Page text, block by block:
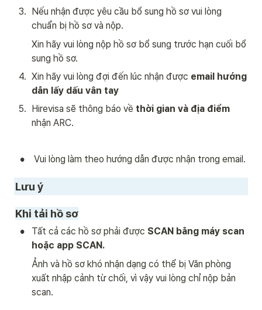
3.
Nếu nhận được yêu cầu bổ sung hồ sơ vui lòng
chuẩn bị hồ sơ và nộp.
Xin hãy vui lòng nộp hồ sơ bổ sung trước hạn cuối bổ
sung hồ sơ.
4. Xin hãy vui lòng đợi đến lúc nhận được email hướng
dẫn lấy dấu vân tay
5. Hirevisa sẽ thông báo về thời gian và địa điểm
nhận ARC.
• Vui lòng làm theo hướng dẫn được nhận trong email.
Lưu ý
Khi tải hồ sơ
• Tất cả các hồ sơ phải được SCAN bằng máy scan
hoặc app SCAN.
Ảnh và hồ sơ khó nhận dạng có thể bị Văn phòng
xuất nhập cảnh từ chối, vì vậy vui lòng chỉ nộp bản
scan.